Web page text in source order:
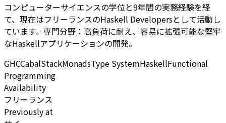
コンピューターサイエンスの学位と9年間の実務経験を経
て、現在はフリーランスのHaskell Developersとして活動し
ています。専門分野：高負荷に耐え、容易に拡張可能な堅牢
なHaskellアプリケーションの開発。
GHCCabalStackMonadsType SystemHaskellFunctional
Programming
Availability
フリーランス
Previously at